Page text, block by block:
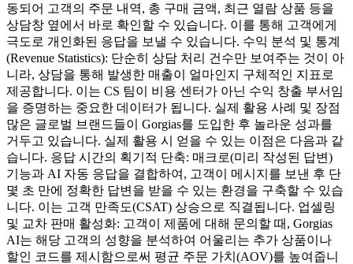
동되어 고객의 주문 내역, 총 구매 금액, 최근 열람 상품 등을
상담창 옆에서 바로 확인할 수 있습니다. 이를 통해 고객에게
극도로 개인화된 응답을 보낼 수 있습니다. 수익 분석 및 통계
(Revenue Statistics): 단순히 상담 처리 건수만 보여주는 것이 아
니라, 상담을 통해 발생한 매출이 얼마인지 구체적인 지표로
제공합니다. 이는 CS 팀이 비용 센터가 아닌 수익 창출 부서임
을 증명하는 중요한 데이터가 됩니다. 실제 활용 사례 및 장점
많은 글로벌 브랜드들이 Gorgias를 도입한 후 놀라운 성과를
거두고 있습니다. 실제 활용 시 얻을 수 있는 이점은 다음과 같
습니다. 응답 시간의 획기적 단축: 매크로(미리 작성된 답변)
기능과 AI 자동 응답을 결합하여, 고객이 메시지를 보낸 후 단
몇 초 만에 정확한 답변을 받을 수 있는 환경을 구축할 수 있습
니다. 이는 고객 만족도(CSAT) 상승으로 직결됩니다. 업셀링
및 교차 판매 활성화: 고객이 제품에 대해 문의할 때, Gorgias
AI는 해당 고객의 성향을 분석하여 어울리는 추가 상품이나
할인 코드를 제시함으로써 평균 주문 가치(AOV)를 높여줍니